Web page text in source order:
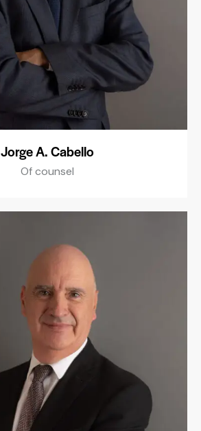
Jorge A. Cabello
Of counsel